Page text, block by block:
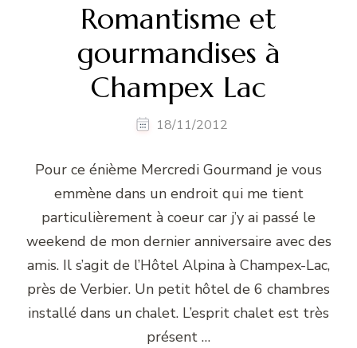
Romantisme et
gourmandises à
Champex Lac
18/11/2012
Pour ce énième Mercredi Gourmand je vous
emmène dans un endroit qui me tient
particulièrement à coeur car j’y ai passé le
weekend de mon dernier anniversaire avec des
amis. Il s’agit de l’Hôtel Alpina à Champex-Lac,
près de Verbier. Un petit hôtel de 6 chambres
installé dans un chalet. L’esprit chalet est très
présent …